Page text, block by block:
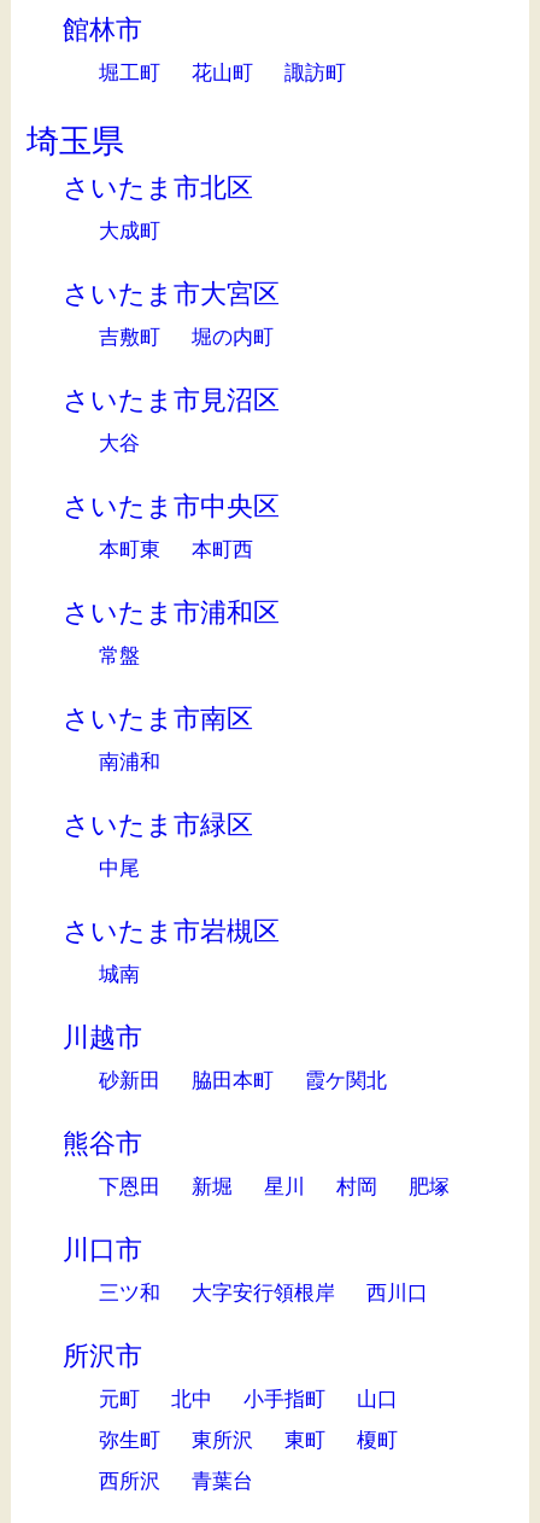
館林市
堀工町 花山町 諏訪町
埼玉県
さいたま市北区
大成町
さいたま市大宮区
吉敷町 堀の内町
さいたま市見沼区
大谷
さいたま市中央区
本町東 本町西
さいたま市浦和区
常盤
さいたま市南区
南浦和
さいたま市緑区
中尾
さいたま市岩槻区
城南
川越市
砂新田 脇田本町 霞ケ関北
熊谷市
下恩田 新堀 星川 村岡 肥塚
川口市
三ツ和 大字安行領根岸 西川口
所沢市
元町 北中 小手指町
山口
弥生町
東所沢 東町
榎町
西所沢
青葉台